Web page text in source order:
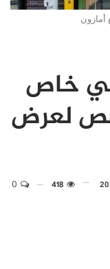
أمازون
خاص
لعرض